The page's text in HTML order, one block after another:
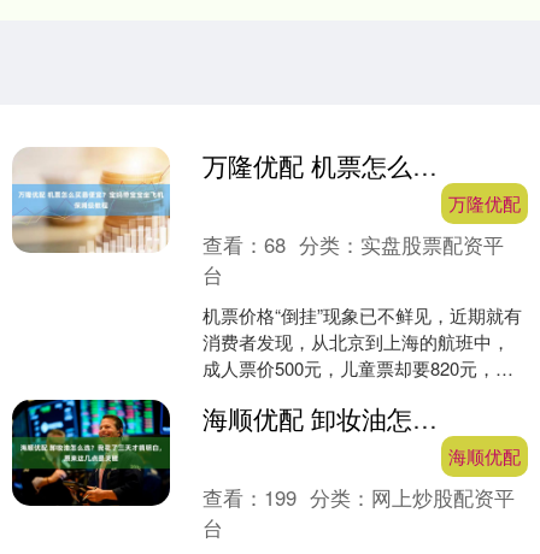
万隆优配 机票怎么买最便宜？宝妈带宝宝坐飞机保姆级教程
万隆优配
查看：68 分类： 实盘股票配资平
台
机票价格“倒挂”现象已不鲜见，近期就有
消费者发现，从北京到上海的航班中，
成人票价500元，儿童票却要820元，高
人票还贵的....
海顺优配 卸妆油怎么选？我花了三天才搞明白，原来这几点是关键
海顺优配
查看： 199 分类： 网上炒股配资平
台